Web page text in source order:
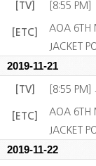
[TV] [8:55 PM]
[ETC]
AOA 6TH
JACKET
2019-11-21
[TV] [8:55 PM]
[ETC]
AOA 6TH
JACKET
2019-11-22